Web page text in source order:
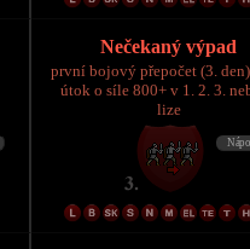
Nečekaný výpad
první bojový přepočet (3.
útok o síle 800+ v 1. 2. 3.
lize